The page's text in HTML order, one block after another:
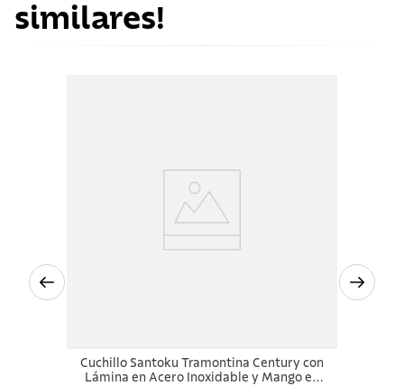
similares!
Cuchillo Santoku Tramontina Century con
Lámina en Acero Inoxidable y Mango en